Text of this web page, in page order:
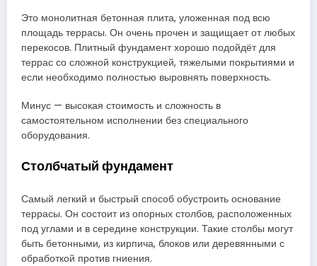
Это монолитная бетонная плита, уложенная под всю
площадь террасы. Он очень прочен и защищает от любых
перекосов. Плитный фундамент хорошо подойдёт для
террас со сложной конструкцией, тяжелыми покрытиями и
если необходимо полностью выровнять поверхность.
Минус — высокая стоимость и сложность в
самостоятельном исполнении без специального
оборудования.
Столбчатый фундамент
Самый легкий и быстрый способ обустроить основание
террасы. Он состоит из опорных столбов, расположенных
под углами и в середине конструкции. Такие столбы могут
быть бетонными, из кирпича, блоков или деревянными с
обработкой против гниения.